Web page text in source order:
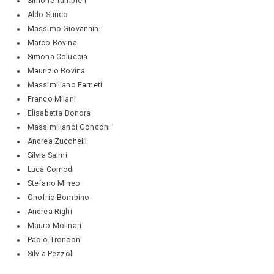
Aldo Surico
Massimo Giovannini
Marco Bovina
Simona Coluccia
Maurizio Bovina
Massimiliano Farneti
Franco Milani
Elisabetta Bonora
Massimilianoi Gondoni
Andrea Zucchelli
Silvia Salmi
Luca Comodi
Stefano Mineo
Onofrio Bombino
Andrea Righi
Mauro Molinari
Paolo Tronconi
Silvia Pezzoli